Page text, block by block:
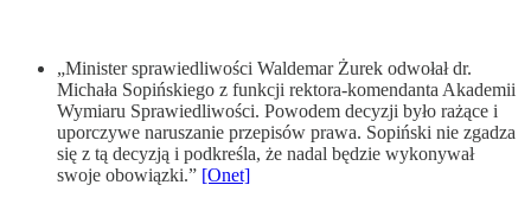
„Minister sprawiedliwości Waldemar Żurek odwołał dr.
Michała Sopińskiego z funkcji rektora-komendanta Akademii
Wymiaru Sprawiedliwości. Powodem decyzji było rażące i
uporczywe naruszanie przepisów prawa. Sopiński nie zgadza
się z tą decyzją i podkreśla, że nadal będzie wykonywał
swoje obowiązki.” [Onet]